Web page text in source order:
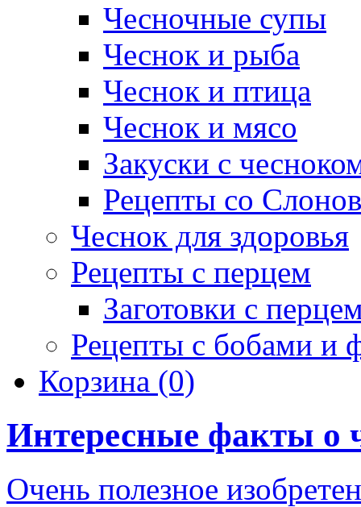
Чесночные супы
Чеснок и рыба
Чеснок и птица
Чеснок и мясо
Закуски с
Рецепты со
Чеснок для здоровья
Рецепты с перцем
Заготовки с
Рецепты с бобами и
Корзина (0)
Интересные факты о
Очень полезное